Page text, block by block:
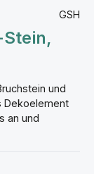
GSH
Stein,
und
Dekoelement
an und